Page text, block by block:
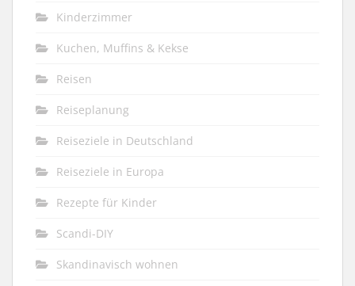
Kinderzimmer
Kuchen, Muffins & Kekse
Reisen
Reiseplanung
Reiseziele in Deutschland
Reiseziele in Europa
Rezepte für Kinder
Scandi-DIY
Skandinavisch wohnen